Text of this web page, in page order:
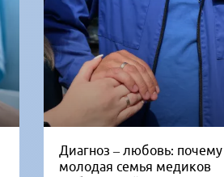
Диагноз – любовь: почему
молодая семья медиков